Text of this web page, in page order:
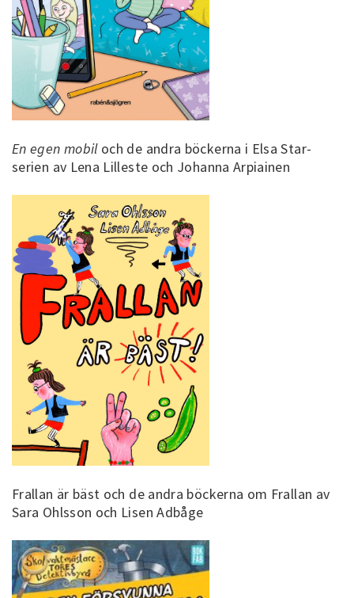
En egen mobiloch de andra böckerna i Elsa Star-
serien av Lena Lilleste och Johanna Arpiainen
Frallan är bäst och de andra böckerna om Frallan av
Sara Ohlsson och Lisen Adbåge